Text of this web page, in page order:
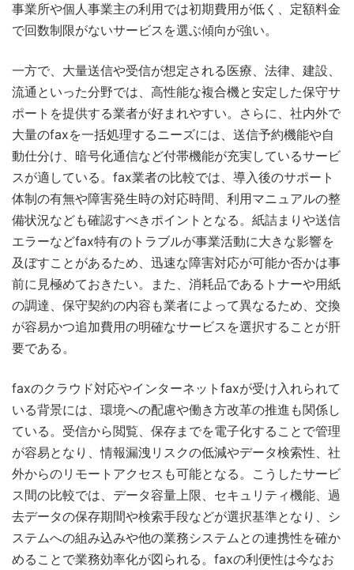
事業所や個人事業主の利用では初期費用が低く、定額料金
で回数制限がないサービスを選ぶ傾向が強い。
一方で、大量送信や受信が想定される医療、法律、建設、
流通といった分野では、高性能な複合機と安定した保守サ
ポートを提供する業者が好まれやすい。さらに、社内外で
大量のfaxを一括処理するニーズには、送信予約機能や自
動仕分け、暗号化通信など付帯機能が充実しているサービ
スが適している。fax業者の比較では、導入後のサポート
体制の有無や障害発生時の対応時間、利用マニュアルの整
備状況なども確認すべきポイントとなる。紙詰まりや送信
エラーなどfax特有のトラブルが事業活動に大きな影響を
及ぼすことがあるため、迅速な障害対応が可能か否かは事
前に見極めておきたい。また、消耗品であるトナーや用紙
の調達、保守契約の内容も業者によって異なるため、交換
が容易かつ追加費用の明確なサービスを選択することが肝
要である。
faxのクラウド対応やインターネットfaxが受け入れられて
いる背景には、環境への配慮や働き方改革の推進も関係し
ている。受信から閲覧、保存までを電子化することで管理
が容易となり、情報漏洩リスクの低減やデータ検索性、社
外からのリモートアクセスも可能となる。こうしたサービ
ス間の比較では、データ容量上限、セキュリティ機能、過
去データの保存期間や検索手段などが選択基準となり、シ
ステムへの組み込みや他の業務システムとの連携性を確か
めることで業務効率化が図られる。faxの利便性は今なお